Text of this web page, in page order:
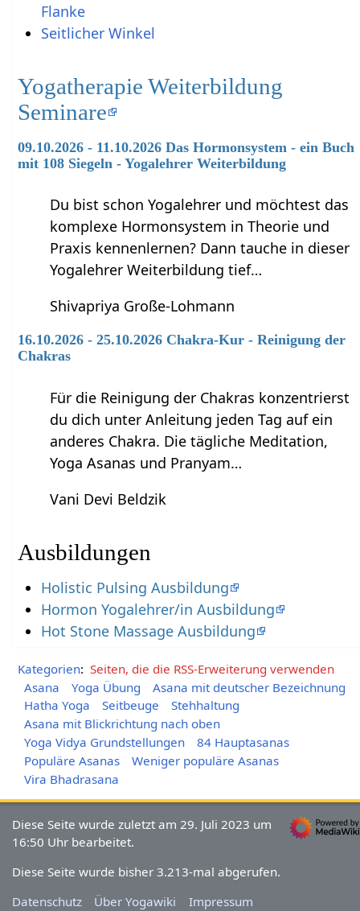
Flanke
Seitlicher Winkel
Yogatherapie Weiterbildung
Seminare
09.10.2026 - 11.10.2026 Das Hormonsystem - ein Buch
mit 108 Siegeln - Yogalehrer Weiterbildung
Du bist schon Yogalehrer und möchtest das
komplexe Hormonsystem in Theorie und
Praxis kennenlernen? Dann tauche in dieser
Yogalehrer Weiterbildung tief…
Shivapriya Große-Lohmann
16.10.2026 - 25.10.2026 Chakra-Kur - Reinigung der
Chakras
Für die Reinigung der Chakras konzentrierst
du dich unter Anleitung jeden Tag auf ein
anderes Chakra. Die tägliche Meditation,
Yoga Asanas und Pranyam…
Vani Devi Beldzik
Ausbildungen
Holistic Pulsing Ausbildung
Hormon Yogalehrer/in Ausbildung
Hot Stone Massage Ausbildung
Kategorien: Seiten, die die RSS-Erweiterung verwenden
Asana
Yoga Übung
Asana mit deutscher Bezeichnung
Hatha Yoga
Seitbeuge
Stehhaltung
Asana mit Blickrichtung nach oben
Yoga Vidya Grundstellungen
84 Hauptasanas
Populäre Asanas
Weniger populäre Asanas
Vira Bhadrasana
Diese Seite wurde zuletzt am 29. Juli 2023 um
16:50 Uhr bearbeitet.
Diese Seite wurde bisher 3.213-mal abgerufen.
Datenschutz
Über Yogawiki Impressum